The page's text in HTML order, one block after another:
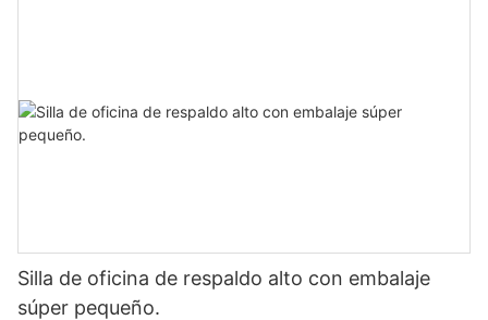
Silla de oficina de respaldo alto con embalaje
súper pequeño.